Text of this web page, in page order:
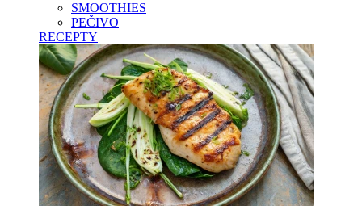
SMOOTHIES
PEČIVO
RECEPTY